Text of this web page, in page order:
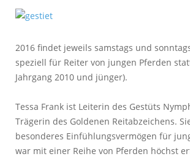
2016 findet jeweils samstags und
speziell für Reiter von jungen Pferden
Jahrgang 2010 und jünger).
Tessa Frank ist Leiterin des Gestüts
Trägerin des Goldenen Reitabzeichens.
besonderes Einfühlungsvermögen für
war mit einer Reihe von Pferden höchst